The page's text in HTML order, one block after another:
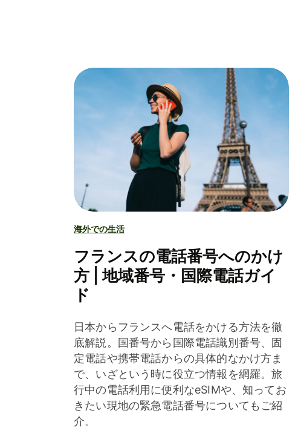
海外での生活
フランスの電話番号へのかけ
方 | 地域番号・国際電話ガイ
ド
日本からフランスへ電話をかける方法を徹
底解説。国番号から国際電話識別番号、固
定電話や携帯電話からの具体的なかけ方ま
で、いざという時に役立つ情報を網羅。旅
行中の電話利用に便利なeSIMや、知ってお
きたい現地の緊急電話番号についてもご紹
介。